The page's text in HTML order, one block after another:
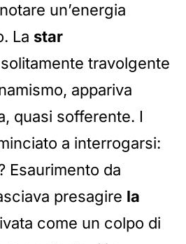
un’energia
La star
travolgente
appariva
quasi sofferente. I
a interrogarsi:
Esaurimento da
presagire la
come un colpo di